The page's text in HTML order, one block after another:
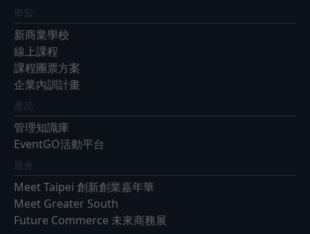
學習
新商業學校
線上課程
課程團票方案
企業內訓計畫
產品
管理知識庫
EventGO活動平台
展會
Meet Taipei 創新創業嘉年華
Meet Greater South
Future Commerce 未來商務展